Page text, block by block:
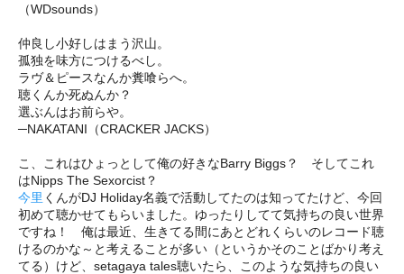
（WDsounds）
仲良し小好しはまう沢山。
孤独を味方につけるべし。
ラヴ＆ピースなんか糞喰らへ。
聴くんか死ぬんか？
選ぶんはお前らや。
─NAKATANI（CRACKER JACKS）
こ、これはひょっとして俺の好きなBarry Biggs？ そしてこれ
はNipps The Sexorcist？
今里 くんがDJ Holiday名義で活動してたのは知ってたけど、今回
初めて聴かせてもらいました。ゆったりしてて気持ちの良い世界
ですね！ 俺は最近、生きてる間にあとどれくらいのレコード聴
けるのかな～と考えることが多い（というかそのことばかり考え
てる）けど、setagaya tales聴いたら、このような気持ちの良い